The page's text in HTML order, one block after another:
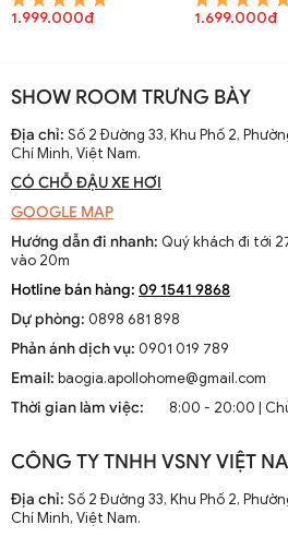
1.999.000đ 1.699.000đ
SHOW ROOM TRƯNG BÀY
Địa chỉ: Số 2 Đường 33, Khu Phố 2,
Chí Minh, Việt Nam.
CÓ CHỖ ĐẬU XE HƠI
GOOGLE MAP
Hướng dẫn đi nhanh: Quý khách đi tới
vào 20m
Hotline bán hàng: 09 1541 9868
Dự phòng: 0898 681 898
Phản ánh dịch vụ: 0901 019 789
Email: baogia.apollohome@gmail.com
Thời gian làm việc:
8:00 - 20:00 |
CÔNG TY TNHH VSNY VIỆT
Địa chỉ: Số 2 Đường 33, Khu Phố 2,
Chí Minh, Việt Nam.